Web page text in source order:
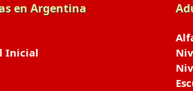
en Argentina
Inicial